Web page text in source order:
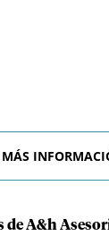
MÁS
A&h